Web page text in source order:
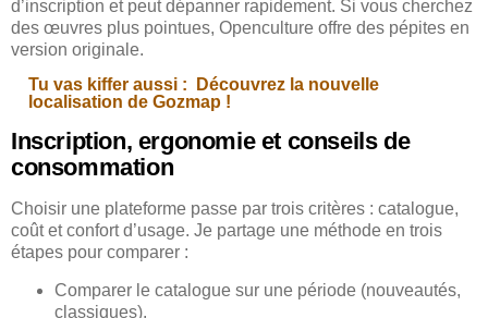
d’inscription et peut dépanner rapidement. Si vous cherchez
des œuvres plus pointues, Openculture offre des pépites en
version originale.
Tu vas kiffer aussi :
Découvrez la nouvelle
localisation de Gozmap !
Inscription, ergonomie et conseils de
consommation
Choisir une plateforme passe par trois critères : catalogue,
coût et confort d’usage. Je partage une méthode en trois
étapes pour comparer :
Comparer le catalogue sur une période (nouveautés,
classiques).